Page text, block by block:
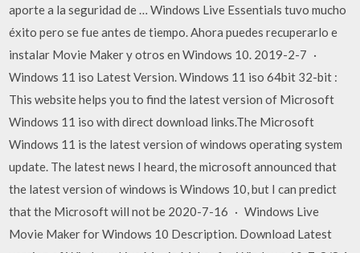
aporte a la seguridad de … Windows Live Essentials tuvo mucho
éxito pero se fue antes de tiempo. Ahora puedes recuperarlo e
instalar Movie Maker y otros en Windows 10. 2019-2-7 ·
Windows 11 iso Latest Version. Windows 11 iso 64bit 32-bit :
This website helps you to find the latest version of Microsoft
Windows 11 iso with direct download links.The Microsoft
Windows 11 is the latest version of windows operating system
update. The latest news I heard, the microsoft announced that
the latest version of windows is Windows 10, but I can predict
that the Microsoft will not be 2020-7-16 · Windows Live
Movie Maker for Windows 10 Description. Download Latest